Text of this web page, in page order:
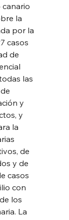
canario
la
por la
casos
de
las
y
y
la
de
y de
casos
con
los
La